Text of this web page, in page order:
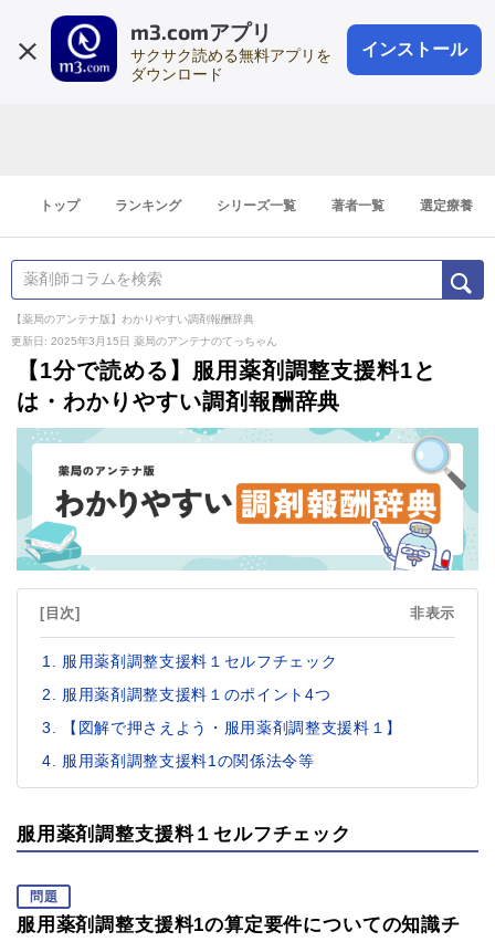
m3.comアプリ
サクサク読める無料アプリを
ダウンロード
インストール
会員登録
登録1分
トップ ランキング シリーズ一覧 著者一覧 選定療養
【薬局のアンテナ版】わかりやすい調剤報酬辞典
更新日: 2025年3月15日 薬局のアンテナのてっちゃん
【1分で読める】服用薬剤調整支援料1と
は・わかりやすい調剤報酬辞典
[目次] 非表示
服用薬剤調整支援料１セルフチェック
服用薬剤調整支援料１のポイント4つ
【図解で押さえよう・服用薬剤調整支援料１】
服用薬剤調整支援料1の関係法令等
服用薬剤調整支援料１セルフチェック
問題
服用薬剤調整支援料1の算定要件についての知識チ